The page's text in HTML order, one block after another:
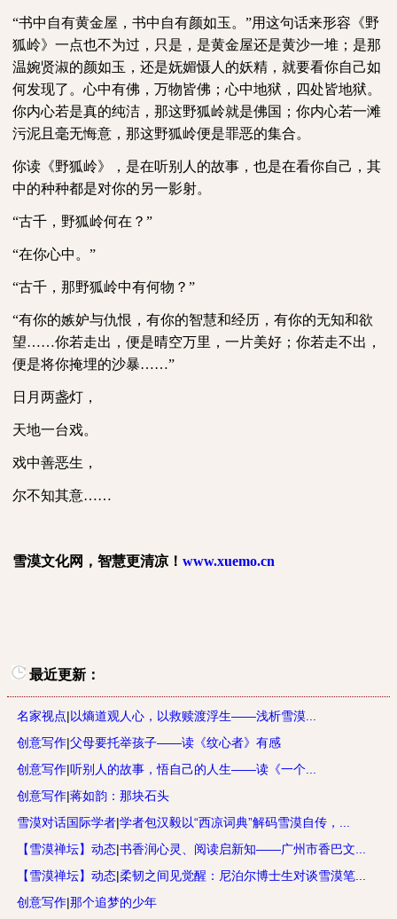
“书中自有黄金屋，书中自有颜如玉。”用这句话来形容《野
狐岭》一点也不为过，只是，是黄金屋还是黄沙一堆；是那
温婉贤淑的颜如玉，还是妩媚慑人的妖精，就要看你自己如
何发现了。心中有佛，万物皆佛；心中地狱，四处皆地狱。
你内心若是真的纯洁，那这野狐岭就是佛国；你内心若一滩
污泥且毫无悔意，那这野狐岭便是罪恶的集合。
你读《野狐岭》，是在听别人的故事，也是在看你自己，其
中的种种都是对你的另一影射。
“古千，野狐岭何在？”
“在你心中。”
“古千，那野狐岭中有何物？”
“有你的嫉妒与仇恨，有你的智慧和经历，有你的无知和欲
望……你若走出，便是晴空万里，一片美好；你若走不出，
便是将你掩埋的沙暴……”
日月两盏灯，
天地一台戏。
戏中善恶生，
尔不知其意……
雪漠文化网，智慧更清凉！ www.xuemo.cn
最近更新：
名家视点|以熵道观人心，以救赎渡浮生——浅析雪漠...
创意写作|父母要托举孩子——读《纹心者》有感
创意写作|听别人的故事，悟自己的人生——读《一个...
创意写作|蒋如韵：那块石头
雪漠对话国际学者|学者包汉毅以“西凉词典”解码雪漠自传，...
【雪漠禅坛】动态|书香润心灵、阅读启新知——广州市香巴文...
【雪漠禅坛】动态|柔韧之间见觉醒：尼泊尔博士生对谈雪漠笔...
创意写作|那个追梦的少年